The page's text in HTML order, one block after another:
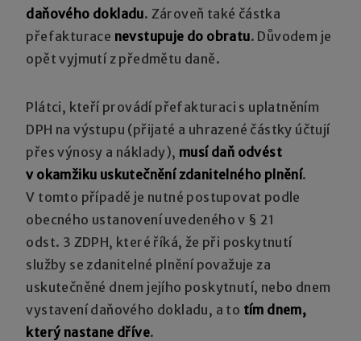
daňového dokladu. Zároveň také částka
přefakturace nevstupuje do obratu. Důvodem je
opět vyjmutí z předmětu daně.
Plátci, kteří provádí přefakturaci s uplatněním
DPH na výstupu (přijaté a uhrazené částky účtují
přes výnosy a náklady), musí daň odvést
v okamžiku uskutečnění zdanitelného plnění.
V tomto případě je nutné postupovat podle
obecného ustanovení uvedeného v § 21
odst. 3 ZDPH, které říká, že při poskytnutí
služby se zdanitelné plnění považuje za
uskutečněné dnem jejího poskytnutí, nebo dnem
vystavení daňového dokladu, a to tím dnem,
který nastane dříve.